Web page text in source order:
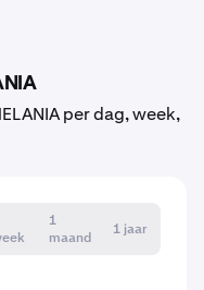
per dag, week,
1
maand
1 jaar